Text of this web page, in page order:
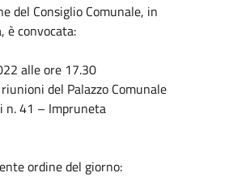
del Consiglio Comunale, in
è convocata:
alle ore 17.30
del Palazzo Comunale
n. 41 – Impruneta
ordine del giorno: